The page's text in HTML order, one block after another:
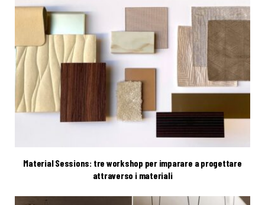
Material Sessions: tre workshop per imparare a progettare
attraverso i materiali